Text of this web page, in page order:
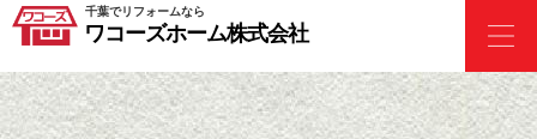
千葉でリフォームなら
ワコーズホーム株式会社